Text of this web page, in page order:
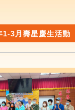
1-3月壽星慶生活動